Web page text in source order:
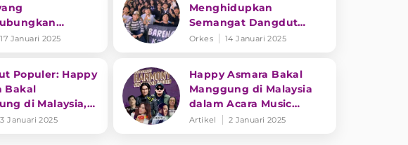
Konser
17 Januari 2025
Menghidupkan
Semangat Dangdut
Koplo di Kalangan Anak
Orkes 14 Januari 2025
Populer: Happy
Bakal
di Malaysia,
Slank
3 Januari 2025
Happy Asmara Bakal
Manggung di Malaysia
dalam Acara Music
Concert Harmony Charly
Artikel 2 Januari 2025